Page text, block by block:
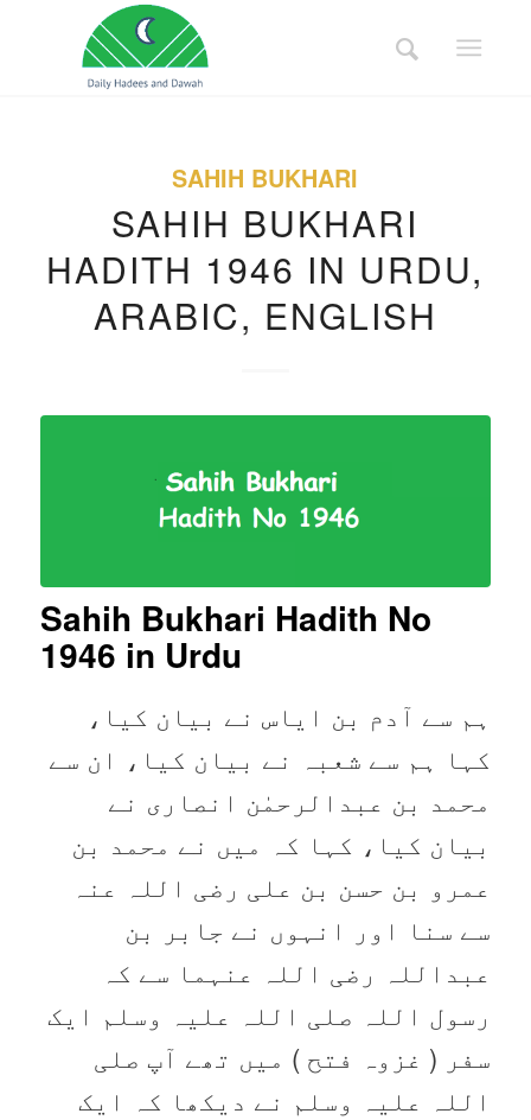
SAHIH BUKHARI
SAHIH BUKHARI
HADITH 1946 IN URDU,
ARABIC, ENGLISH
Sahih Bukhari Hadith No
1946 in Urdu
ہم سے آدم بن ایاس نے بیان کیا،
کہا ہم سے شعبہ نے بیان کیا، ان سے
محمد بن عبدالرحمٰن انصاری نے
بیان کیا، کہا کہ میں نے محمد بن
عمرو بن حسن بن علی رضی اللہ عنہ
سے سنا اور انہوں نے جابر بن
عبداللہ رضی اللہ عنہما سے کہ
رسول اللہ صلی اللہ علیہ وسلم ایک
سفر ( غزوہ فتح ) میں تھے آپ صلی
اللہ علیہ وسلم نے دیکھا کہ ایک